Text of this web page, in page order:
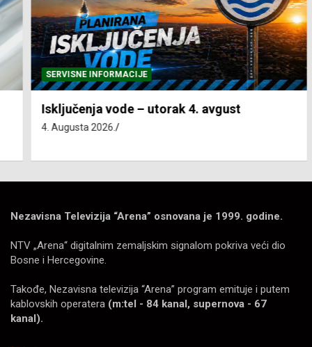
SERVISNE INFORMACIJE
Isključenja vode – utorak 4. avgust
4. Augusta 2026.
Nezavisna Televizija “Arena” osnovana je 1999. godine.
NTV „Arena“ digitalnim zemaljskim signalom pokriva veći dio
Bosne i Hercegovine.
Takođe, Nezavisna televizija “Arena” program emituje i putem
kablovskih operatera (m:tel - 84 kanal, supernova - 67
kanal).